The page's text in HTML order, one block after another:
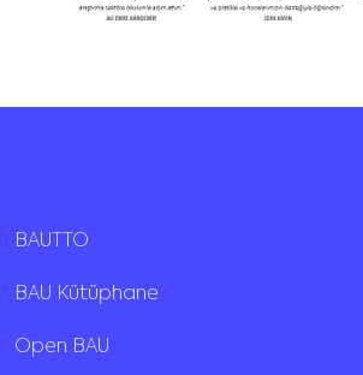
BAUTTO
BAU Kütüphane
Open BAU